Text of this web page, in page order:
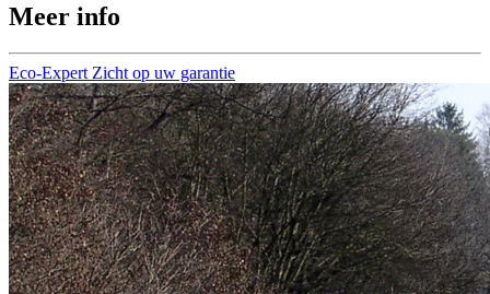
Meer info
Eco-Expert Zicht op uw garantie